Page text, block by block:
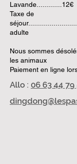
Lavande.............12€
Taxe de
adulte
Nous sommes
les animaux
Paiement en ligne
Allo : 06 63 44 79